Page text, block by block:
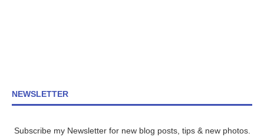
NEWSLETTER
Subscribe my Newsletter for new blog posts, tips & new photos.